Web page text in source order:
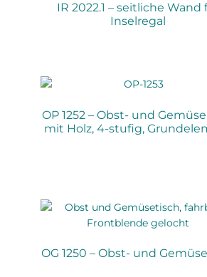
IR 2022.1 – seitliche Wand
Inselregal
OP 1252 – Obst- und
mit Holz, 4-stufig,
OG 1250 – Obst- und